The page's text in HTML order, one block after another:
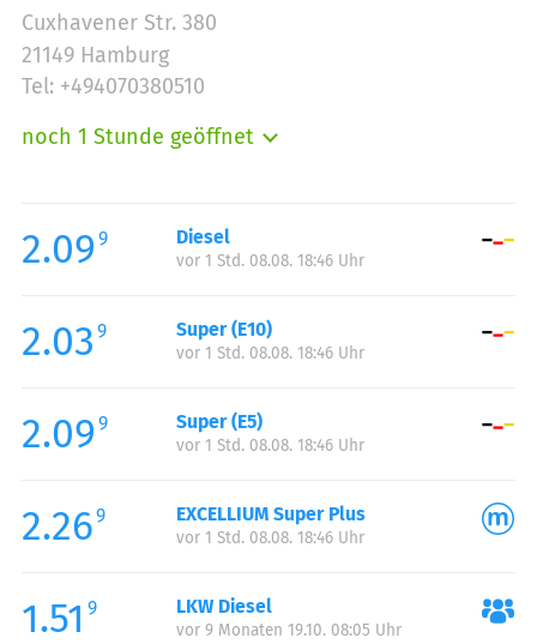
Cuxhavener Str. 380
21149 Hamburg
Tel: +494070380510
noch 1 Stunde geöffnet
Mittwoch:
05:00-24:00
Donnerstag:
Samstag:
05:00-24:00
Sonntag:
2.09 9 Diesel
vor 1 Std. 08.08. 18:46 Uhr
2.03 9 Super (E10)
vor 1 Std. 08.08. 18:46 Uhr
2.09 9 Super (E5)
vor 1 Std. 08.08. 18:46 Uhr
2.269 EXCELLIUM Super Plus
vor 1 Std. 08.08. 18:46 Uhr
1.51 9 LKW Diesel
vor 9 Monaten 19.10. 08:05 Uhr